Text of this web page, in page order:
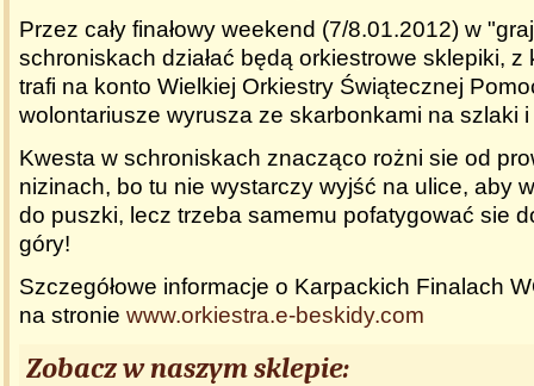
Przez cały finałowy weekend (7/8.01.2012) w
schroniskach działać będą orkiestrowe sklepiki, z
trafi na konto Wielkiej Orkiestry Świątecznej
wolontariusze wyrusza ze skarbonkami na szlaki
Kwesta w schroniskach znacząco rożni sie od
nizinach, bo tu nie wystarczy wyjść na ulice, aby
do puszki, lecz trzeba samemu pofatygować sie
góry!
Szczegółowe informacje o Karpackich Finalach
na stronie www.orkiestra.e-beskidy.com
Zobacz w naszym sklepie: